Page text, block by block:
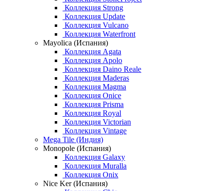
Коллекция Strong
Коллекция Update
Коллекция Vulcano
Коллекция Waterfront
Mayolica (Испания)
Коллекция Agata
Коллекция Apolo
Коллекция Daino Reale
Коллекция Maderas
Коллекция Magma
Коллекция Onice
Коллекция Prisma
Коллекция Royal
Коллекция Victorian
Коллекция Vintage
Mega Tile (Индия)
Monopole (Испания)
Коллекция Galaxy
Коллекция Muralla
Коллекция Onix
Nice Ker (Испания)